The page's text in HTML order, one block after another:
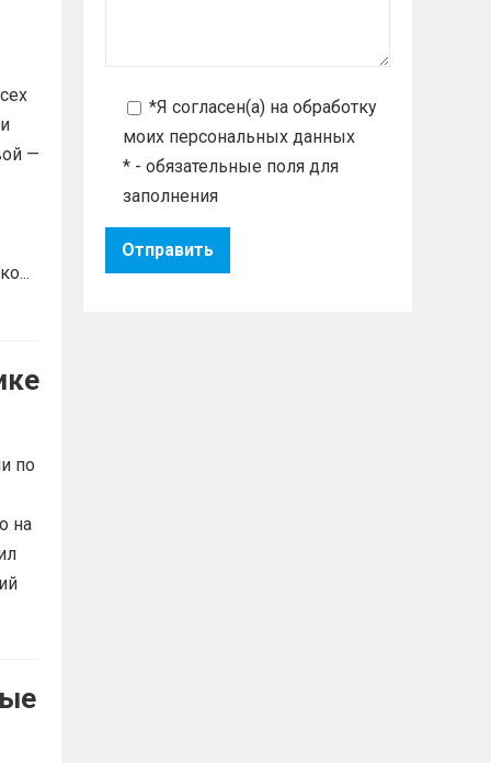
—
по
на
*Я согласен(а) на обработку
моих персональных данных
* - обязательные поля для
заполнения